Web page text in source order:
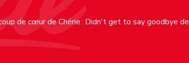
de cœur de Chérie : Didn't get to say goodbye de